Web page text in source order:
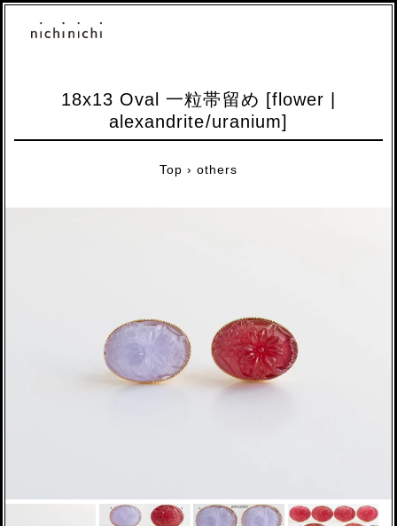
18x13 Oval 一粒帯留め [flower |
alexandrite/uranium]
Top › others